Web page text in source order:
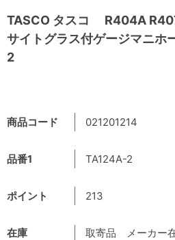
TASCO タスコ R404A
サイトグラス付ゲージマニホ
2
商品コード 021201214
品番1 TA124A-2
ポイント 213
在庫
取寄品 メーカー